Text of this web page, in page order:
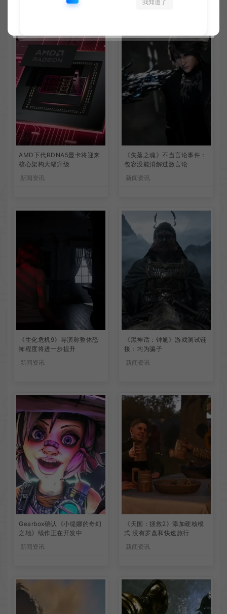
AMD下代RDNA5显卡将迎来
核心架构大幅升级
新闻资讯
《失落之魂》不当言论事件：
包容没能消解过激言论
新闻资讯
《生化危机9》导演称整体恐
怖程度将进一步提升
新闻资讯
《黑神话：钟馗》游戏测试链
接：均为骗子
新闻资讯
Gearbox确认《小缇娜的奇幻
之地》续作正在开发中
新闻资讯
《天国：拯救2》添加硬核模
式 没有罗盘和快速旅行
新闻资讯
我知道了